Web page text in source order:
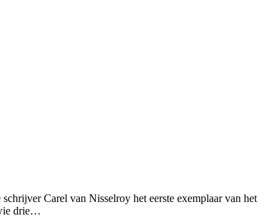
Carel van Nisselroy het eerste exemplaar van het
drie…